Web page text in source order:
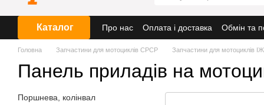
Каталог Про нас Оплата і доставка Обмін та
Головна Запчастини для мотоциклів СРСР Запчастини для мотоциклів ІЖ
Панель приладів на
Поршнева, колінвал